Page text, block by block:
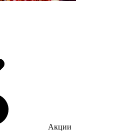
Акции